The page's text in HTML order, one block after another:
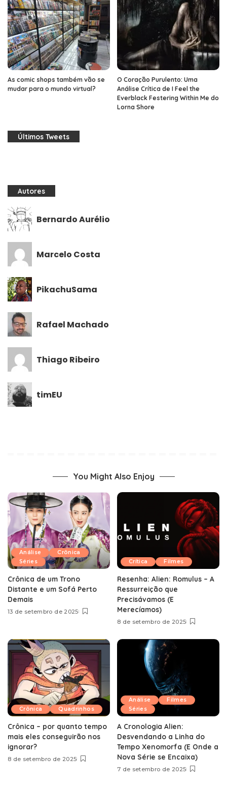
As comic shops também vão se
mudar para o mundo virtual?
O Coração Purulento: Uma
Análise Crítica de I Feel the
Everblack Festering Within Me do
Lorna Shore
Últimos Tweets
Autores
Bernardo Aurélio
Marcelo Costa
PikachuSama
Rafael Machado
Thiago Ribeiro
timEU
You Might Also Enjoy
Análise
Crônica
Séries
Crônica de um Trono
Distante e um Sofá Perto
Demais
13 de setembro de 2025
Crítica Filmes
Resenha: Alien: Romulus – A
Ressurreição que
Precisávamos (E
Merecíamos)
8 de setembro de 2025
Crônica Quadrinhos
Crônica – por quanto tempo
mais eles conseguirão nos
ignorar?
8 de setembro de 2025
Análise
Filmes
Séries
A Cronologia Alien:
Desvendando a Linha do
Tempo Xenomorfa (E Onde a
Nova Série se Encaixa)
7 de setembro de 2025